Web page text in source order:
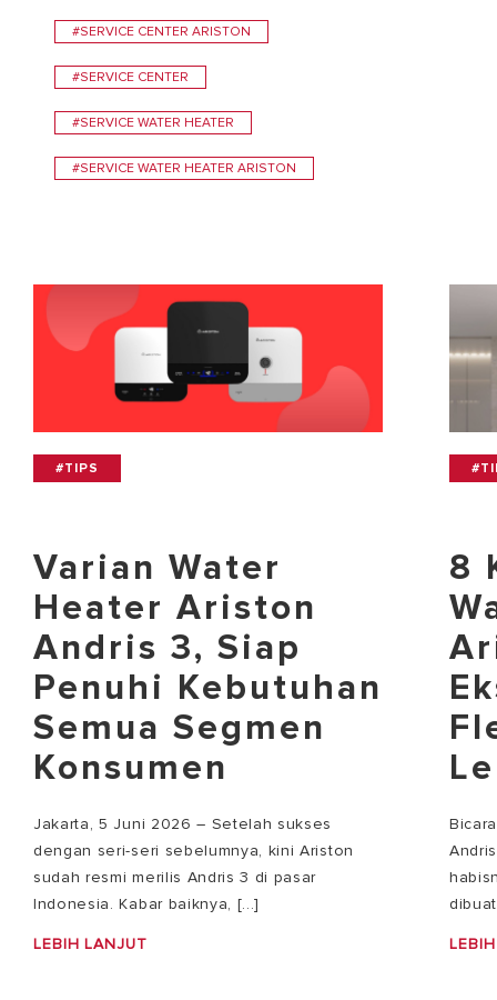
#SERVICE CENTER ARISTON
#SERVICE CENTER
#SERVICE WATER HEATER
#SERVICE WATER HEATER ARISTON
#TIPS
Varian Water
Heater Ariston
Andris 3, Siap
Penuhi Kebutuhan
Semua Segmen
Konsumen
Jakarta, 5 Juni 2026 – Setelah sukses
dengan seri-seri sebelumnya, kini Ariston
sudah resmi merilis Andris 3 di pasar
Indonesia. Kabar baiknya, [...]
LEBIH LANJUT
8